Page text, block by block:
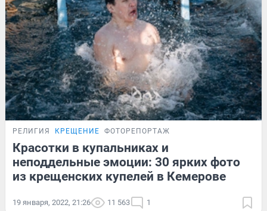
РЕЛИГИЯ КРЕЩЕНИЕ ФОТОРЕПОРТАЖ
Красотки в купальниках и
неподдельные эмоции: 30 ярких фото
из крещенских купелей в Кемерове
19 января, 2022, 21:26 11 563 1